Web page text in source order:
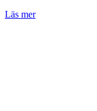
Läs mer